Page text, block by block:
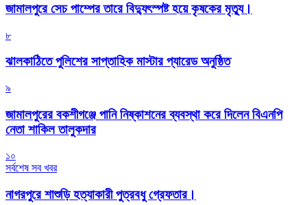
জামালপুরে সেচ পাম্পের তারে বিদ্যুৎস্পষ্ট হয়ে কৃষকের মৃত্যু।
৮
‎ঝালকাঠিতে পুলিশের সাপ্তাহিক মাস্টার প্যারেড অনুষ্ঠিত
৯
জামালপুরের বকশীগঞ্জে পানি নিষ্কাশনের ব্যবস্থা করে দিলেন বিএনপি
নেতা শাকিল তালুকদার
১০
সর্বশেষ সব খবর
নাগরপুরে শাশুড়ি হত্যাকারী পুত্রবধু গ্রেফতার।